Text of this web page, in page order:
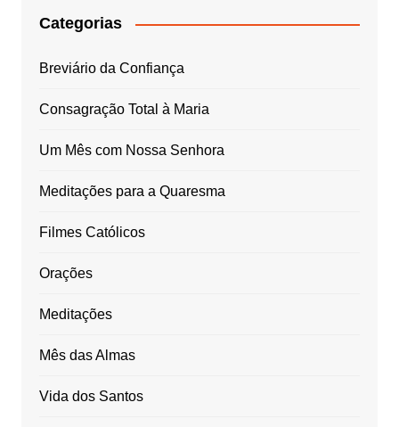
Categorias
Breviário da Confiança
Consagração Total à Maria
Um Mês com Nossa Senhora
Meditações para a Quaresma
Filmes Católicos
Orações
Meditações
Mês das Almas
Vida dos Santos